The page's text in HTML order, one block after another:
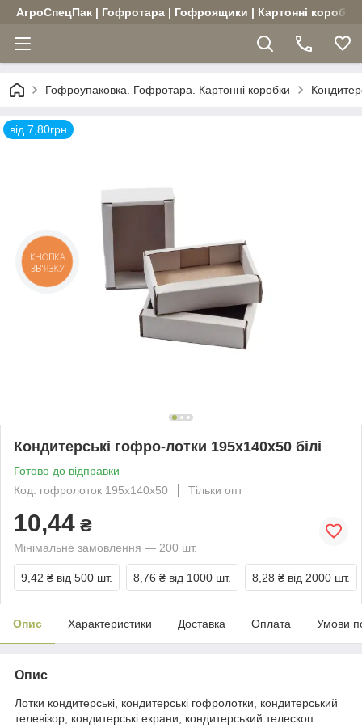
АгроСпецПак | Гофротара | Гофроящики | Картонні
Гофроупаковка. Гофротара. Картонні коробки
від 7,80грн
Кондитерські гофро-лотки 195х140х50 білі
Готово до відправки
Код: гофролоток 195х140х50
Тільки опт
10,44 ₴
Мінімальне замовлення — 200 шт.
9,42 ₴ від 500 шт. 8,76 ₴ від 1000 шт. 8,28 ₴ від 2000 шт.
Опис Характеристики Доставка Оплата Умови
Опис
Лотки кондитерські, кондитерські гофролотки, кондитерський
телевізор, кондитерські екрани, кондитерський телескоп.
КНОПКА
ЗВ'ЯЗКУ